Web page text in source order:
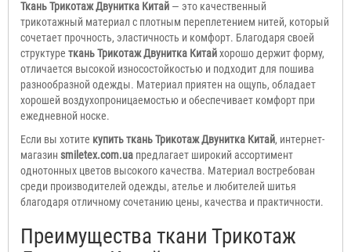
Ткань Трикотаж Двунитка Китай — это качественный
трикотажный материал с плотным переплетением нитей, который
сочетает прочность, эластичность и комфорт. Благодаря своей
структуре ткань Трикотаж Двунитка Китайхорошо держит форму,
отличается высокой износостойкостью и подходит для пошива
разнообразной одежды. Материал приятен на ощупь, обладает
хорошей воздухопроницаемостью и обеспечивает комфорт при
ежедневной носке.
Если вы хотите купить ткань Трикотаж Двунитка Китай, интернет-
магазин smiletex.com.ua предлагает широкий ассортимент
однотонных цветов высокого качества. Материал востребован
среди производителей одежды, ателье и любителей шитья
благодаря отличному сочетанию цены, качества и практичности.
Преимущества ткани Трикотаж